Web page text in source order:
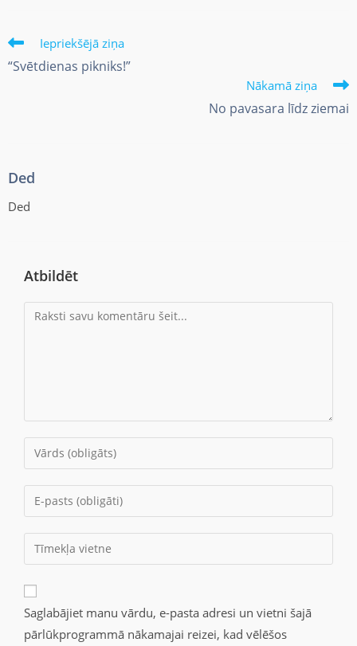
Iepriekšējā ziņa
“Svētdienas pikniks!”
Nākamā ziņa
No pavasara līdz ziemai
Ded
Ded
Atbildēt
Saglabājiet manu vārdu, e-pasta adresi un vietni šajā
pārlūkprogrammā nākamajai reizei, kad vēlēšos